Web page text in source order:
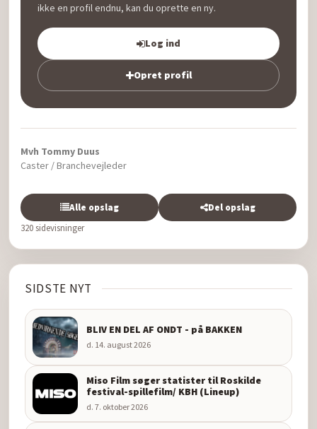
ikke en profil endnu, kan du oprette en ny.
Log ind
Opret profil
Mvh Tommy Duus
Caster / Branchevejleder
Alle opslag
Del opslag
320 sidevisninger
SIDSTE NYT
BLIV EN DEL AF ONDT - på BAKKEN
d. 14. august 2026
Miso Film søger statister til Roskilde
festival-spillefilm/ KBH (Lineup)
d. 7. oktober 2026